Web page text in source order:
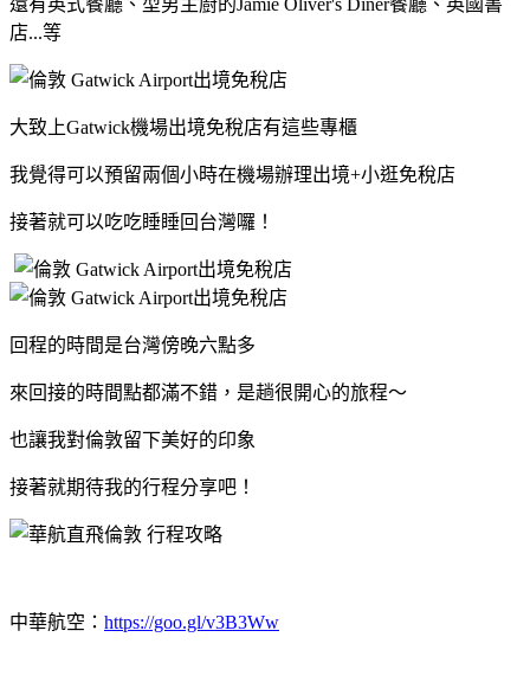
店...等
大致上Gatwick機場出境免稅店有這些專櫃
我覺得可以預留兩個小時在機場辦理出境+小逛免稅店
接著就可以吃吃睡睡回台灣囉！
回程的時間是台灣傍晚六點多
來回接的時間點都滿不錯， 是趟很開心的旅程～
也讓我對倫敦留下美好的印象
接著就期待我的行程分享吧！
中華航空： https://goo.gl/v3B3Ww